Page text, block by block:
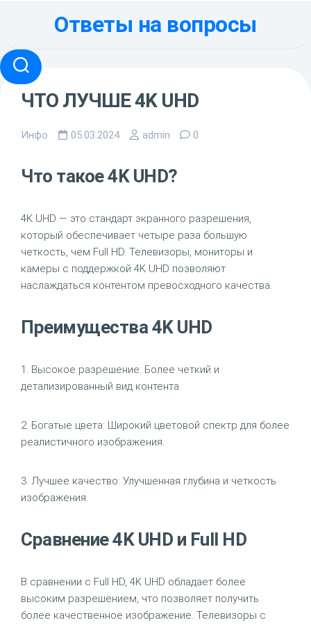
Ответы на вопросы
ЧТО ЛУЧШЕ 4K UHD
Инфо 05.03.2024 admin 0
Что такое 4K UHD?
4K UHD — это стандарт экранного разрешения,
который обеспечивает четыре раза большую
четкость, чем Full HD. Телевизоры, мониторы и
камеры с поддержкой 4K UHD позволяют
наслаждаться контентом превосходного качества.
Преимущества 4K UHD
1. Высокое разрешение: Более четкий и
детализированный вид контента.
2. Богатые цвета: Широкий цветовой спектр для более
реалистичного изображения.
3. Лучшее качество: Улучшенная глубина и четкость
изображения.
Сравнение 4K UHD и Full HD
В сравнении с Full HD, 4K UHD обладает более
высоким разрешением, что позволяет получить
более качественное изображение. Телевизоры с